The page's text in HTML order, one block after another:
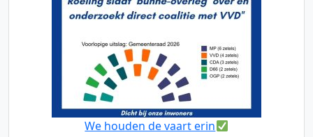
We houden de vaart erin